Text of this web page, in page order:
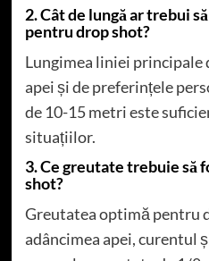
2. Cât de lungă ar trebui
pentru drop shot?
Lungimea liniei principale
apei și de preferințele
de 10-15 metri este
situațiilor.
3. Ce greutate trebuie să
shot?
Greutatea optimă pentru
adâncimea apei, curentul